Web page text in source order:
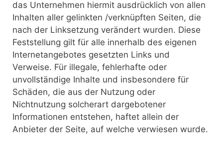
das Unternehmen hiermit ausdrücklich von allen
Inhalten aller gelinkten /verknüpften Seiten, die
nach der Linksetzung verändert wurden. Diese
Feststellung gilt für alle innerhalb des eigenen
Internetangebotes gesetzten Links und
Verweise. Für illegale, fehlerhafte oder
unvollständige Inhalte und insbesondere für
Schäden, die aus der Nutzung oder
Nichtnutzung solcherart dargebotener
Informationen entstehen, haftet allein der
Anbieter der Seite, auf welche verwiesen wurde.